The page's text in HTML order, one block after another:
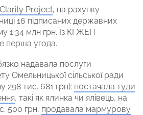
Clarity Project, на рахунку
16 підписаних державних
1.34 млн грн. Із КГЖЕП
перша угода.
надавала послуги
Омельницької сільської ради
298 тис. 681 грн): постачала туди
, такі як ялинка чи ялівець, на
500 грн, продавала мармурову